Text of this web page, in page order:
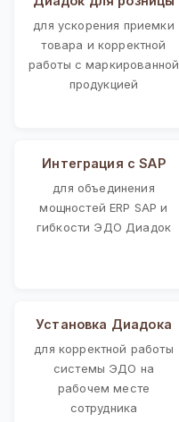
для ускорения приемки
товара и корректной
работы с маркированной
продукцией
Интеграция с SAP
для объединения
мощностей ERP SAP и
гибкости ЭДО Диадок
Установка Диадока
для корректной работы
системы ЭДО на
рабочем месте
сотрудника